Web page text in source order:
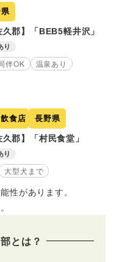
久郡】「BEB5軽井沢」
り
伴OK
温泉あり
食店 長野県
久郡】「村民食堂」
り
大型犬まで
性があります。
とは？